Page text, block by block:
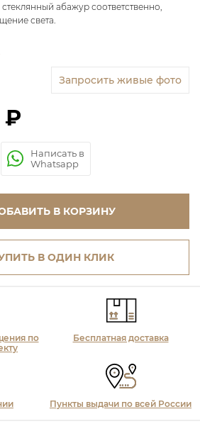
абажур соответственно,
света.
Запросить живые фото
₽
Написать в
Whatsapp
В КОРЗИНУ
В ОДИН КЛИК
по
Бесплатная доставка
Пункты выдачи по всей России